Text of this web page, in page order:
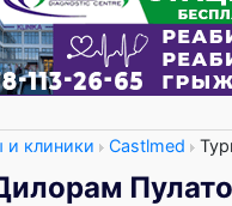
и клиники Castlmed